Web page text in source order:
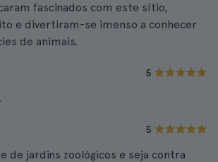
fascinados com este sítio,
e divertiram-se imenso a conhecer
de animais.
5
5
de jardins zoológicos e seja contra